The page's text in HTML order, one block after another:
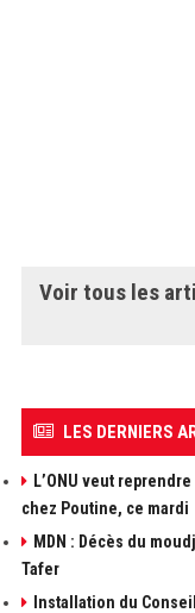
Voir tous les
LES DERNIERS
L’ONU veut
chez Poutine, ce mardi
MDN : Décès du
Tafer
Installation du